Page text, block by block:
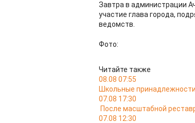
Завтра в администрации
участие глава города,
ведомств.
Фото:
Читайте также
08.08 07:55
Школьные
07.08 17:30
После масштабной
07.08 12:30